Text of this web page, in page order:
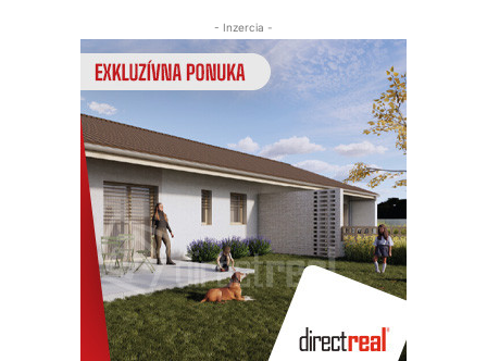
- Inzercia -